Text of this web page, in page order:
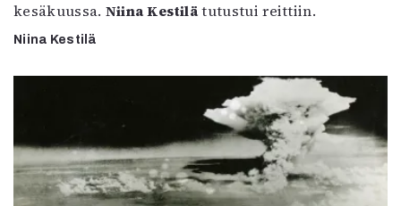
kesäkuussa. Niina Kestilätutustui reittiin.
Niina Kestilä